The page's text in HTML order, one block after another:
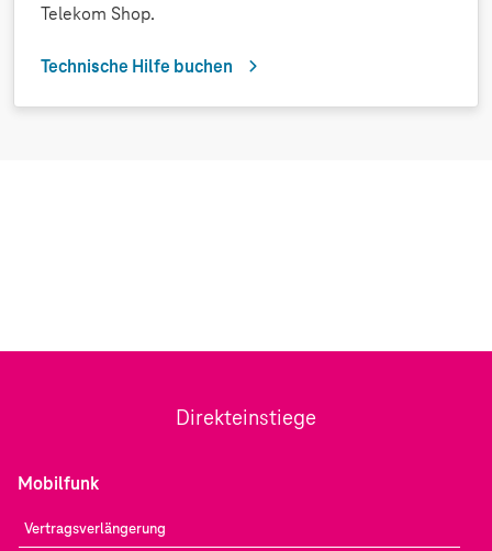
Telekom Shop.
Technische Hilfe buchen
Direkteinstiege
Mobilfunk
Vertragsverlängerung